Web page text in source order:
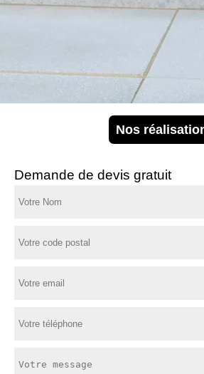
Nos
Demande de devis gratuit